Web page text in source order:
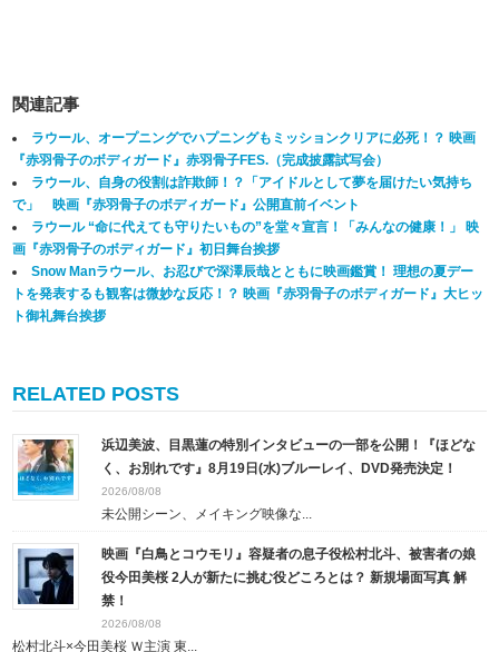
関連記事
ラウール、オープニングでハプニングもミッションクリアに必死！？ 映画
『赤羽骨子のボディガード』赤羽骨子FES.（完成披露試写会）
ラウール、自身の役割は詐欺師！？「アイドルとして夢を届けたい気持ち
で」 映画『赤羽骨子のボディガード』公開直前イベント
ラウール “命に代えても守りたいもの”を堂々宣言！「みんなの健康！」 映
画『赤羽骨子のボディガード』初日舞台挨拶
Snow Manラウール、お忍びで深澤辰哉とともに映画鑑賞！ 理想の夏デー
トを発表するも観客は微妙な反応！？ 映画『赤羽骨子のボディガード』大ヒッ
ト御礼舞台挨拶
RELATED POSTS
浜辺美波、目黒蓮の特別インタビューの一部を公開！『ほどな
く、お別れです』8月19日(水)ブルーレイ、DVD発売決定！
2026/08/08
未公開シーン、メイキング映像な...
映画『白鳥とコウモリ』容疑者の息子役松村北斗、被害者の娘
役今田美桜 2人が新たに挑む役どころとは？ 新規場面写真 解
禁！
2026/08/08
松村北斗×今田美桜 Ｗ主演 東...